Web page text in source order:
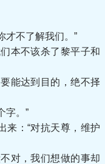
不了解我们。”
本不该杀了黎平子和
能达到目的，绝不择
字。”
：“对抗天尊，维护
对，我们想做的事却